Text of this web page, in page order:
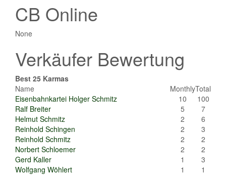
CB Online
None
Verkäufer Bewertung
Best 25 Karmas
Name
MonthlyTotal
Eisenbahnkartei Holger Schmitz
10
100
Ralf Breiter
5
7
Helmut Schmitz
2
6
Reinhold Schingen
2
3
Reinhold Schmitz
2
2
Norbert Schloemer
2
2
Gerd Kaller
1
3
Wolfgang Wöhlert
1
1